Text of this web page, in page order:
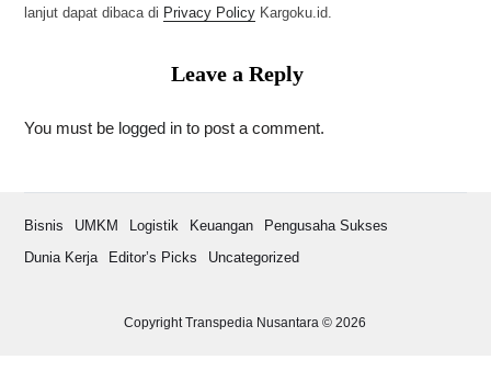
lanjut dapat dibaca di Privacy PolicyKargoku.id.
Leave a Reply
You must be logged into post a comment.
Copyright Transpedia Nusantara © 2026
Bisnis UMKM Logistik Keuangan
Pengusaha Sukses
Dunia Kerja
Editor’s Picks Uncategorized